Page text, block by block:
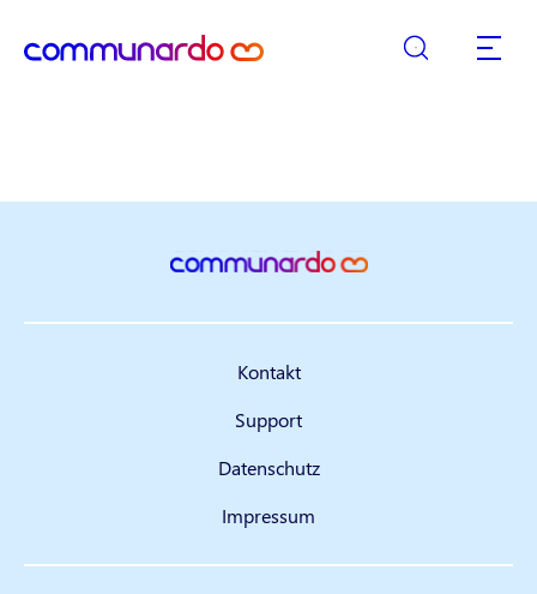
zurück zur Startseite Suche
Atlassian Produkte
Kontakt
Support
Datenschutz
Impressum